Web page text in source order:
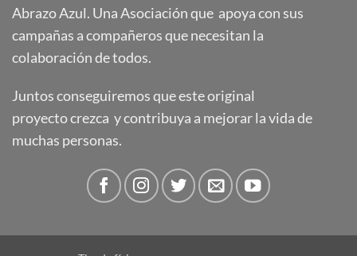
Abrazo Azul. Una Asociación que apoya con sus
campañas a compañeros que necesitan la
colaboración de todos.
Juntos conseguiremos que este original
proyecto crezca y contribuya a mejorar la vida de
muchas personas.